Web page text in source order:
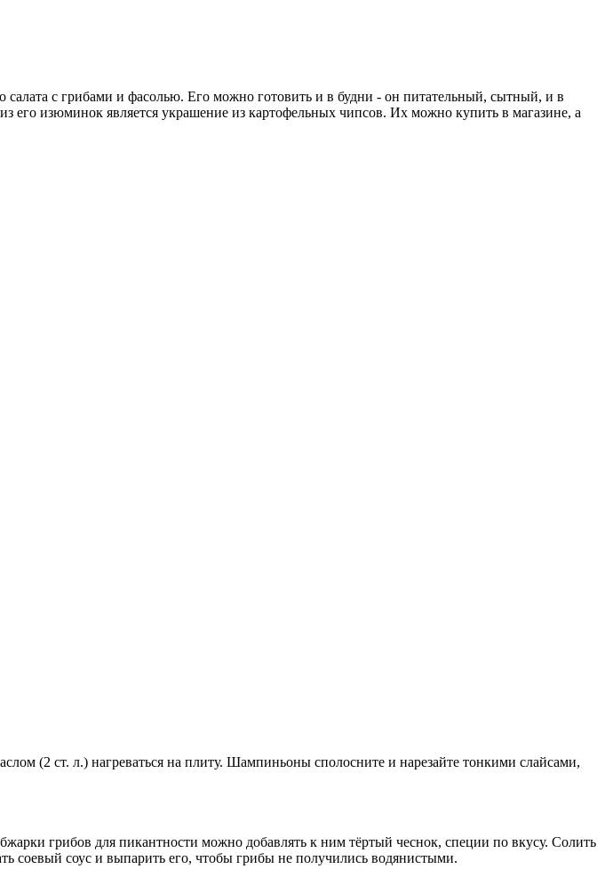
с грибами и фасолью. Его можно готовить и в будни - он питательный, сытный, и в
его изюминок является украшение из картофельных чипсов. Их можно купить в магазине, а
(2 ст. л.) нагреваться на плиту. Шампиньоны сполосните и нарезайте тонкими слайсами,
грибов для пикантности можно добавлять к ним тёртый чеснок, специи по вкусу. Солить
соевый соус и выпарить его, чтобы грибы не получились водянистыми.